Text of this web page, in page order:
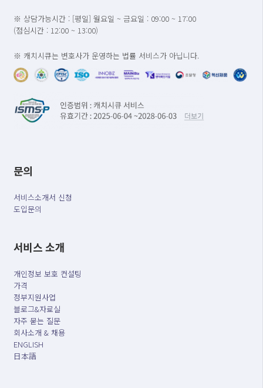
※ 상담가능시간 : [평일] 월요일 ~ 금요일 : 09:00 ~ 17:00
(점심시간 : 12:00 ~ 13:00)
※ 캐치시큐는 변호사가 운영하는 법률 서비스가 아닙니다.
문의
서비스소개서 신청
도입문의
서비스 소개
개인정보 보호 컨설팅
가격
정부지원사업
블로그&자료실
자주 묻는 질문
회사소개 & 채용
ENGLISH
日本語